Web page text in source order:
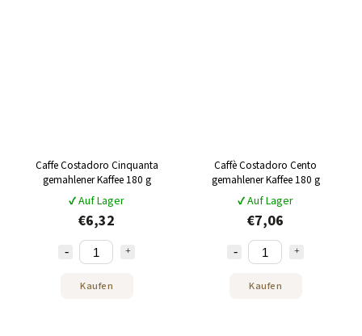
Caffe Costadoro Cinquanta
gemahlener Kaffee 180 g
✔ Auf Lager
€6,32
Kaufen
Caffè Costadoro Cento
gemahlener Kaffee 180 g
✔ Auf Lager
€7,06
Kaufen